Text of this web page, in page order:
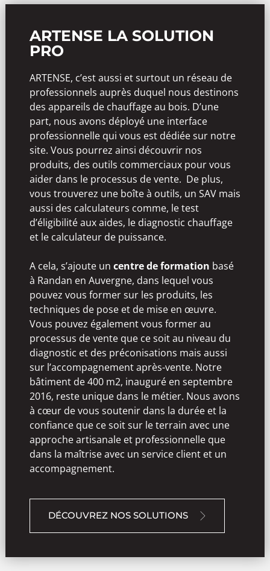
ARTENSE LA SOLUTION
PRO
ARTENSE, c’est aussi et surtout un réseau de
professionnels auprès duquel nous destinons
des appareils de chauffage au bois. D’une
part, nous avons déployé une interface
professionnelle qui vous est dédiée sur notre
site. Vous pourrez ainsi découvrir nos
produits, des outils commerciaux pour vous
aider dans le processus de vente. De plus,
vous trouverez une boîte à outils, un SAV mais
aussi des calculateurs comme, le test
d’éligibilité aux aides, le diagnostic chauffage
et le calculateur de puissance.
A cela, s’ajoute un centre de formation basé
à Randan en Auvergne, dans lequel vous
pouvez vous former sur les produits, les
techniques de pose et de mise en œuvre.
Vous pouvez également vous former au
processus de vente que ce soit au niveau du
diagnostic et des préconisations mais aussi
sur l’accompagnement après-vente. Notre
bâtiment de 400 m2, inauguré en septembre
2016, reste unique dans le métier. Nous avons
à cœur de vous soutenir dans la durée et la
confiance que ce soit sur le terrain avec une
approche artisanale et professionnelle que
dans la maîtrise avec un service client et un
accompagnement.
DÉCOUVREZ NOS SOLUTIONS